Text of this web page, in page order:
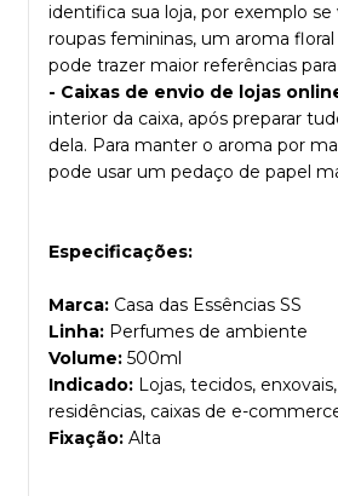
identifica sua loja, por exemplo
roupas femininas, um aroma
pode trazer maior referências
- Caixas de envio de lojas
interior da caixa, após preparar
dela. Para manter o aroma por
pode usar um pedaço de papel
Especificações:
Marca: Casa das Essências SS
Linha: Perfumes de ambiente
Volume: 500ml
Indicado: Lojas, tecidos,
residências, caixas de e-
Fixação: Alta